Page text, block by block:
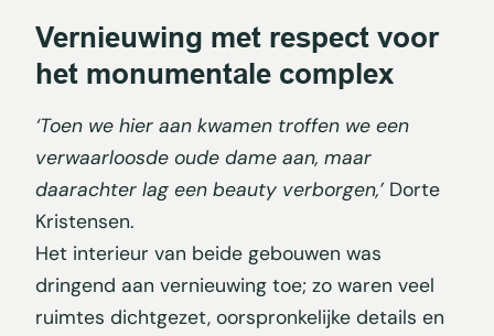
Vernieuwing met respect voor
het monumentale complex
‘Toen we hier aan kwamen troffen we een
verwaarloosde oude dame aan, maar
daarachter lag een beauty verborgen,’ Dorte
Kristensen.
Het interieur van beide gebouwen was
dringend aan vernieuwing toe; zo waren veel
ruimtes dichtgezet, oorspronkelijke details en